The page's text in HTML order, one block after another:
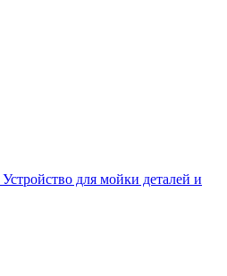
Устройство для мойки деталей и